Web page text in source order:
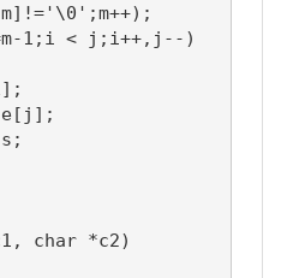
1;i < j;i++,j--)
char *c2)